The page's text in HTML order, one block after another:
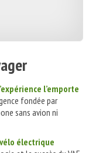
l’emporte
fondée par
sans avion ni
électrique